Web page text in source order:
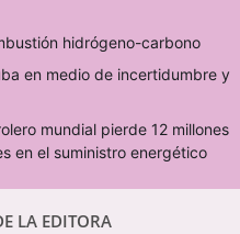
hidrógeno-carbono
en medio de incertidumbre y
mundial pierde 12 millones
en el suministro energético
LA EDITORA